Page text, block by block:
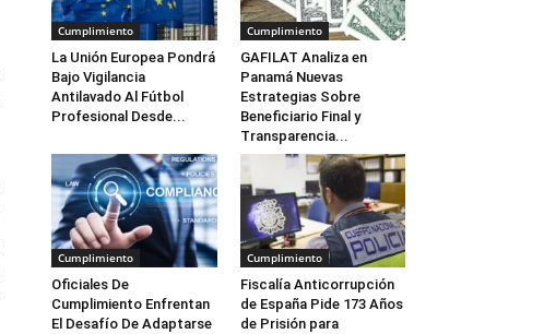
Cumplimiento
La Unión Europea Pondrá
Bajo Vigilancia
Antilavado Al Fútbol
Profesional Desde...
Cumplimiento
GAFILAT Analiza en
Panamá Nuevas
Estrategias Sobre
Beneficiario Final y
Transparencia...
Cumplimiento
Oficiales De
Cumplimiento Enfrentan
El Desafío De Adaptarse
Cumplimiento
Fiscalía Anticorrupción
de España Pide 173 Años
de Prisión para